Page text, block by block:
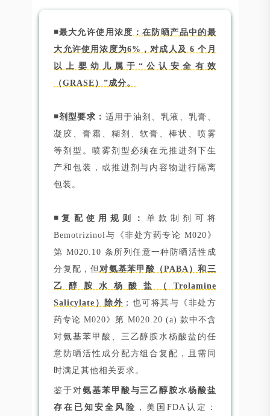
◾最大允许使用浓度 ：在防晒产品中的最
大允许使用浓度为6%，对成人及 6 个月
以上婴幼儿属于“公认安全有效
（GRASE）”成分。
◾剂型要求： 适用于油剂、乳液、乳膏、
凝胶、膏霜、糊剂、软膏、棒状、喷雾
等剂型。喷雾剂型必须在无推进剂下生
产和包装，或推进剂与内容物进行隔离
包装。
◾复配使用规则：单款制剂可将
Bemotrizinol与《非处方药专论 M020》
第 M020.10 条所列任意一种防晒活性成
分复配，但 对氨基苯甲酸（PABA）和三
乙醇胺水杨酸盐（Trolamine
Salicylate）除外 ；也可将其与《非处方
药专论 M020》第 M020.20 (a) 款中不含
对氨基苯甲酸、三乙醇胺水杨酸盐的任
意防晒活性成分配方组合复配，且需同
时满足其他相关要求。
鉴于对氨基苯甲酸与三乙醇胺水杨酸盐
存在已知安全风险 ，美国FDA认定：